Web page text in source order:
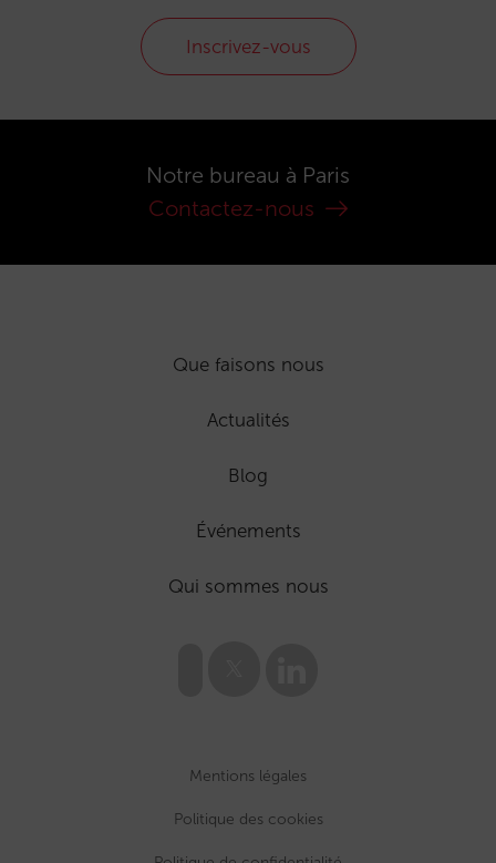
Inscrivez-vous
Notre bureau à Paris
Contactez-nous
Que faisons nous
Actualités
Blog
Événements
Qui sommes nous
Mentions légales
Politique des cookies